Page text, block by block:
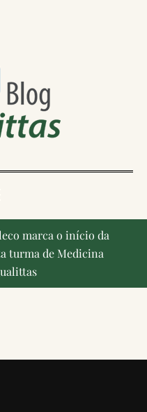
marca o início da
turma de Medicina
e aniversário de
onde nasceu a instituição,
na imprensa